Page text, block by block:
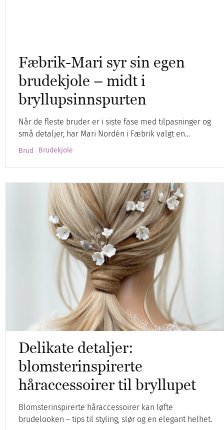
Fæbrik-Mari syr sin egen
brudekjole – midt i
bryllupsinnspurten
Når de fleste bruder er i siste fase med tilpasninger og
små detaljer, har Mari Nordén i Fæbrik valgt en…
Brud Brudekjole
Delikate detaljer:
blomsterinspirerte
håraccessoirer til bryllupet
Blomsterinspirerte håraccessoirer kan løfte
brudelooken – tips til styling, slør og en elegant helhet.